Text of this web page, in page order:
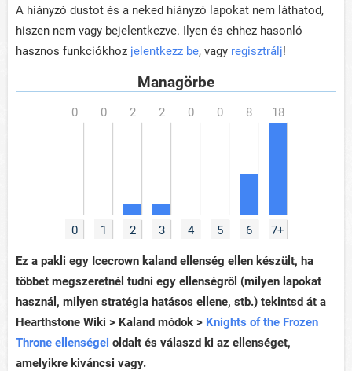
A hiányzó dustot és a neked hiányzó lapokat nem láthatod,
hiszen nem vagy bejelentkezve. Ilyen és ehhez hasonló
hasznos funkciókhoz jelentkezz be, vagy regisztrálj!
Managörbe
0 1 2 3 4 5 6 7+
Ez a pakli egy Icecrown kaland ellenség ellen készült, ha
többet megszeretnél tudni egy ellenségről (milyen lapokat
használ, milyen stratégia hatásos ellene, stb.) tekintsd át a
Hearthstone Wiki > Kaland módok > Knights of the Frozen
Throne ellenségei oldalt és válaszd ki az ellenséget,
amelyikre kiváncsi vagy.